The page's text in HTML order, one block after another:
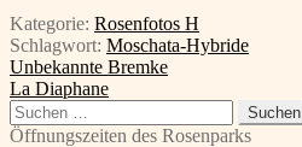
Kategorie: Rosenfotos H
Schlagwort: Moschata-Hybride
Beitragsnavigation
Vorheriger
Beitrag:
Unbekannte Bremke
Nächster
Beitrag:
La Diaphane
Suchen
nach:
Öffnungszeiten des Rosenparks